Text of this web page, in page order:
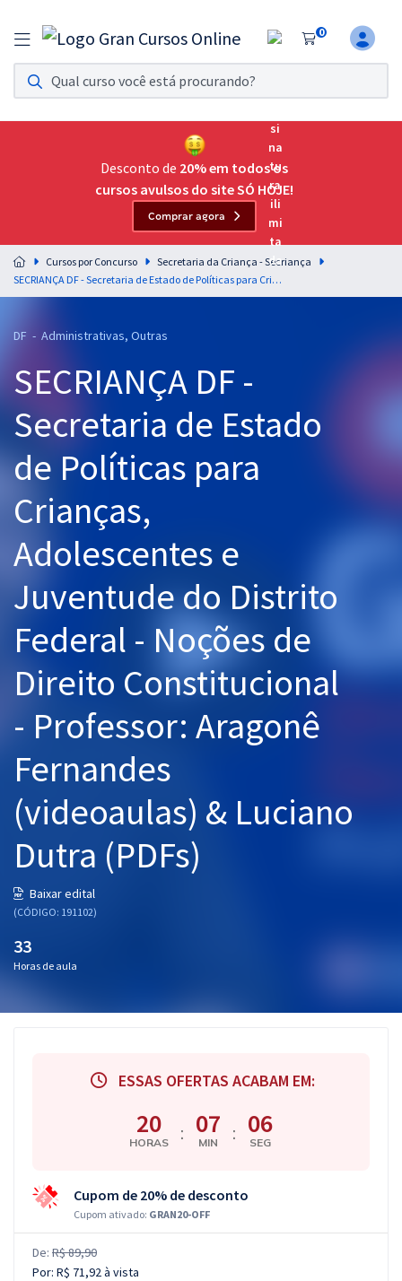
0
Assinatura Ilimitada 11
Acesso a todos os cursos. Teste grátis por 7 dias!
Assinatura OAB Até Passar
Acesso ilimitado a toda preparação para o Exame da
Residências Multiprofissionais
Preparação completa e intensiva para as principais
residências em saúde do Brasil
Cursos 20% OFF
Pós
Graduação
OAB
Mentorias
Questões grátis
Aprovados
Desconto de 20% em todos os
cursos avulsos do site SÓ HOJE!
Comprar agora
Cursos por Concurso
Secretaria da Criança - Secriança
SECRIANÇA DF - Secretaria de Estado de Políticas para Crianças, Adolescentes e Juventude do Distrito Federal - Noções de Direito Constitucional - Professor: Aragonê Fernandes (videoaulas) & Luciano Dutra (PDFs)
DF - Administrativas, Outras
SECRIANÇA DF -
Secretaria de Estado
de Políticas para
Crianças,
Adolescentes e
Juventude do Distrito
Federal - Noções de
Direito Constitucional
- Professor: Aragonê
Fernandes
(videoaulas) & Luciano
Dutra (PDFs)
Baixar edital
(CÓDIGO: 191102)
33
Horas de aula
ESSAS OFERTAS ACABAM EM:
20
HORAS : 07
MIN : 05
SEG
Cupom de 20% de desconto
Cupom ativado: GRAN20-OFF
De: R$ 89,90
Por: R$ 71,92à vista